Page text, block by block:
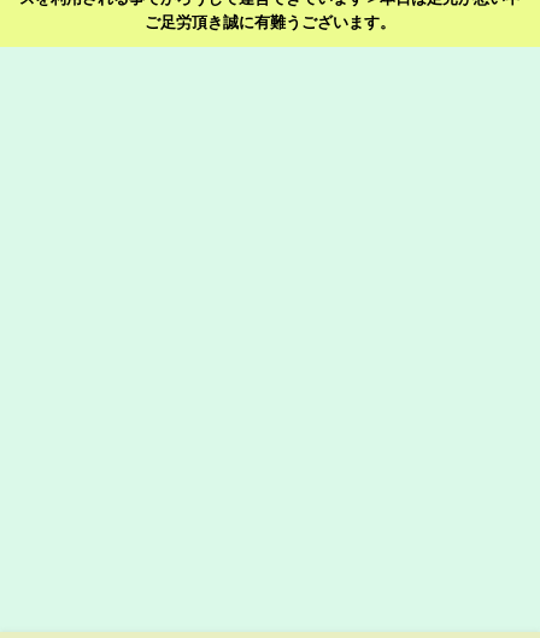
ご足労頂き誠に有難うございます。